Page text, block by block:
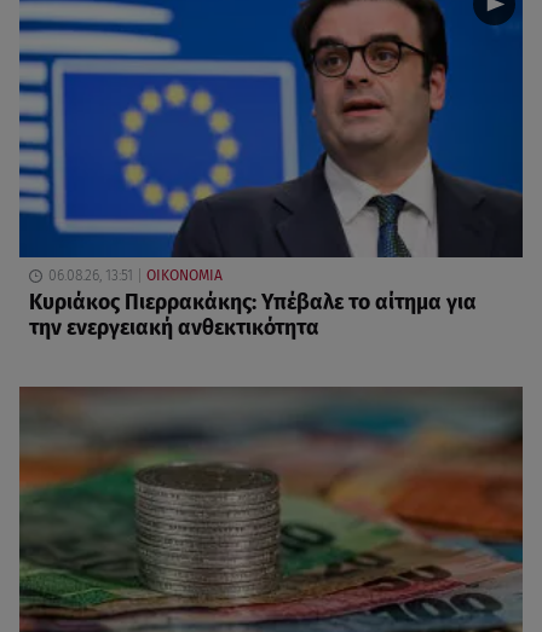
06.08.26, 13:51 ΟΙΚΟΝΟΜΙΑ
Κυριάκος Πιερρακάκης: Υπέβαλε το αίτημα για
την ενεργειακή ανθεκτικότητα